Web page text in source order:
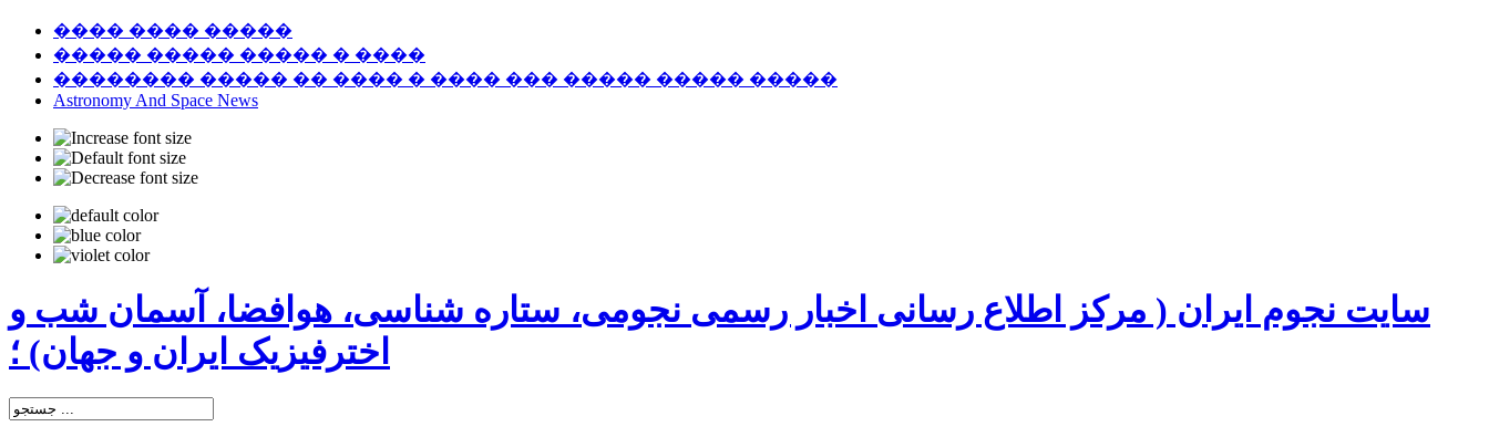
���� ���� �����
����� ����� ����� � ����
�������� ����� �� ���� � ���� ��� ����� ����� �����
Astronomy And Space News
سایت نجوم ایران ( مرکز اطلاع رسانی اخبار رسمی نجومی، ستاره شناسی، هوافضا، آسمان شب و
اخترفیزیک ایران و جهان) ؛